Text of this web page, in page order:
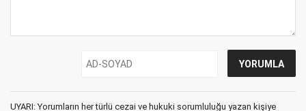
UYARI: Yorumların her türlü cezai ve hukuki sorumluluğu yazan kişiye